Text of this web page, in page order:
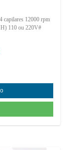
capilares 12000 rpm
110 ou 220V#